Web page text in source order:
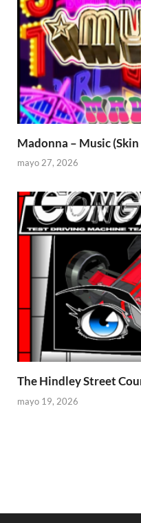
Madonna – Music
mayo 27, 2026
The Hindley Street
mayo 19, 2026